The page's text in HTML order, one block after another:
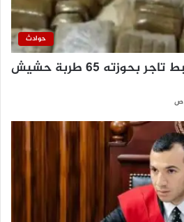
حوادث
ضربة أمنية بدشنا.. ضبط تاجر بحوزته 65 طربة حشيش